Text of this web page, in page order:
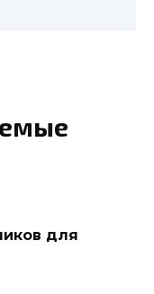
для